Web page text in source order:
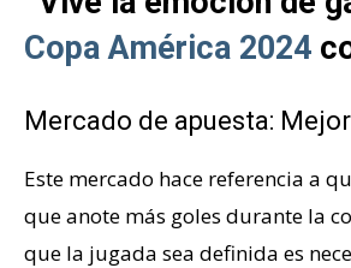
Copa América 2024
Mercado de apuesta:
Este mercado hace referencia a
que anote más goles durante la
que la jugada sea definida es